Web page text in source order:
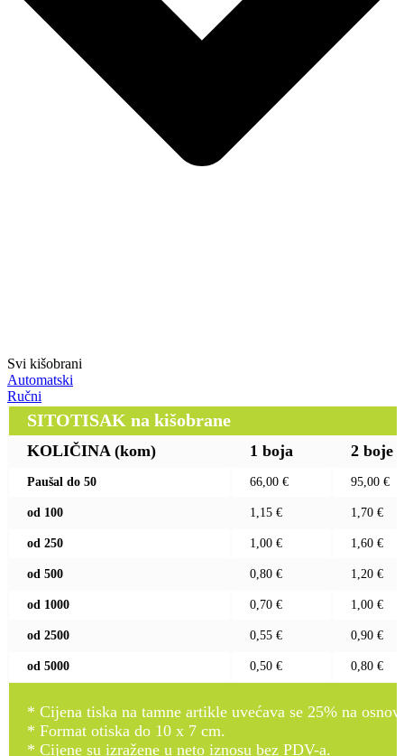
Svi kišobrani
Automatski
Ručni
SITOTISAK na kišobrane
KOLIČINA (kom) 1 boja 2 boje
Paušal do 50 66,00 € 95,00 €
od 100 1,15 € 1,70 €
od 250 1,00 € 1,60 €
od 500 0,80 € 1,20 €
od 1000 0,70 € 1,00 €
od 2500 0,55 € 0,90 €
od 5000 0,50 € 0,80 €
* Cijena tiska na tamne artikle uvećava se 25% na
* Format otiska do 10 x 7 cm.
* Cijene su izražene u neto iznosu bez PDV-a.